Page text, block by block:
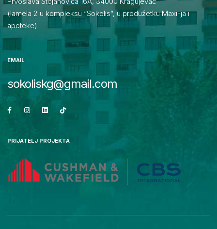
(lamela 2 u kompleksu “Sokolis”, u produžetku Maxi-ja i
apoteke)
EMAIL
sokoliskg@gmail.com
PRIJATELJ PROJEKTA